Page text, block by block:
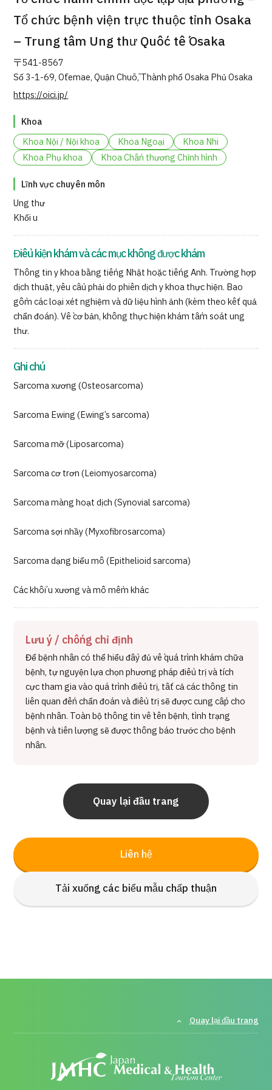
Quản trị JTB
Tiếng Nhật Tiếng Anh
Tiếng Trung Quốc
Tiếng Việt
Liên hệ
Tải xuống các biểu mẫu chấp thuận
Tổ chức bệnh viện trực thuộc tỉnh Osaka
– Trung tâm Ung thư Quốc tế Osaka
〒541-8567
Số 3-1-69, Ōtemae, Quận Chūō, Thành phố Osaka Phủ Osaka
https://oici.jp/
Khoa
Khoa Nội / Nội khoa
Khoa Ngoại
Khoa Nhi
Khoa Phụ khoa
Khoa Chấn thương Chỉnh hình
Lĩnh vực chuyên môn
Ung thư
Khối u
Điều kiện khám và các mục không được khám
Thông tin y khoa bằng tiếng Nhật hoặc tiếng Anh. Trường hợp
dịch thuật, yêu cầu phải do phiên dịch y khoa thực hiện. Bao
gồm các loại xét nghiệm và dữ liệu hình ảnh (kèm theo kết quả
chẩn đoán). Về cơ bản, không thực hiện khám tầm soát ung
thư.
Ghi chú
Sarcoma xương (Osteosarcoma)
Sarcoma Ewing (Ewing’s sarcoma)
Sarcoma mỡ (Liposarcoma)
Sarcoma cơ trơn (Leiomyosarcoma)
Sarcoma màng hoạt dịch (Synovial sarcoma)
Sarcoma sợi nhầy (Myxofibrosarcoma)
Sarcoma dạng biểu mô (Epithelioid sarcoma)
Các khối u xương và mô mềm khác
Lưu ý / chống chỉ định
Để bệnh nhân có thể hiểu đầy đủ về quá trình khám chữa
bệnh, tự nguyện lựa chọn phương pháp điều trị và tích
cực tham gia vào quá trình điều trị, tất cả các thông tin
liên quan đến chẩn đoán và điều trị sẽ được cung cấp cho
bệnh nhân. Toàn bộ thông tin về tên bệnh, tình trạng
bệnh và tiên lượng sẽ được thông báo trước cho bệnh
nhân.
Quay lại đầu trang
Quay lại đầu trang